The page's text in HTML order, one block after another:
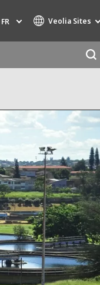
FR Veolia Sites